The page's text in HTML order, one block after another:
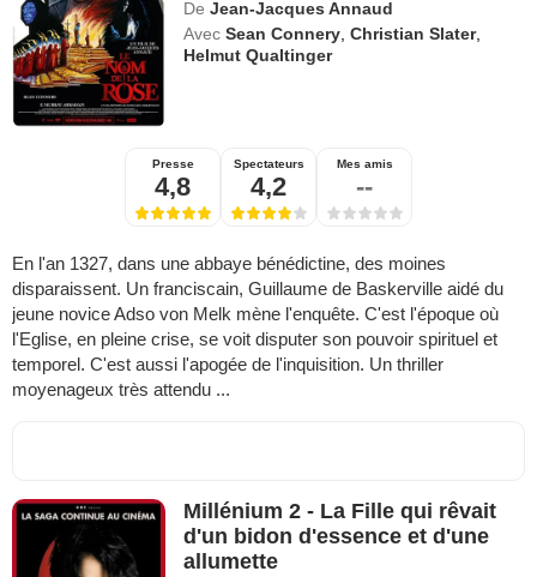
De Jean-Jacques Annaud
Avec Sean Connery ,Christian Slater,
Helmut Qualtinger
Presse
4,8
Spectateurs
4,2
Mes amis
--
En l'an 1327, dans une abbaye bénédictine, des moines
disparaissent. Un franciscain, Guillaume de Baskerville aidé du
jeune novice Adso von Melk mène l'enquête. C'est l'époque où
l'Eglise, en pleine crise, se voit disputer son pouvoir spirituel et
temporel. C'est aussi l'apogée de l'inquisition. Un thriller
moyenageux très attendu ...
Millénium 2 - La Fille qui rêvait
d'un bidon d'essence et d'une
allumette